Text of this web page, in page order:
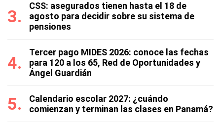
CSS: asegurados tienen hasta el 18 de
agosto para decidir sobre su sistema de
pensiones
Tercer pago MIDES 2026: conoce las fechas
para 120 a los 65, Red de Oportunidades y
Ángel Guardián
Calendario escolar 2027: ¿cuándo
comienzan y terminan las clases en Panamá?